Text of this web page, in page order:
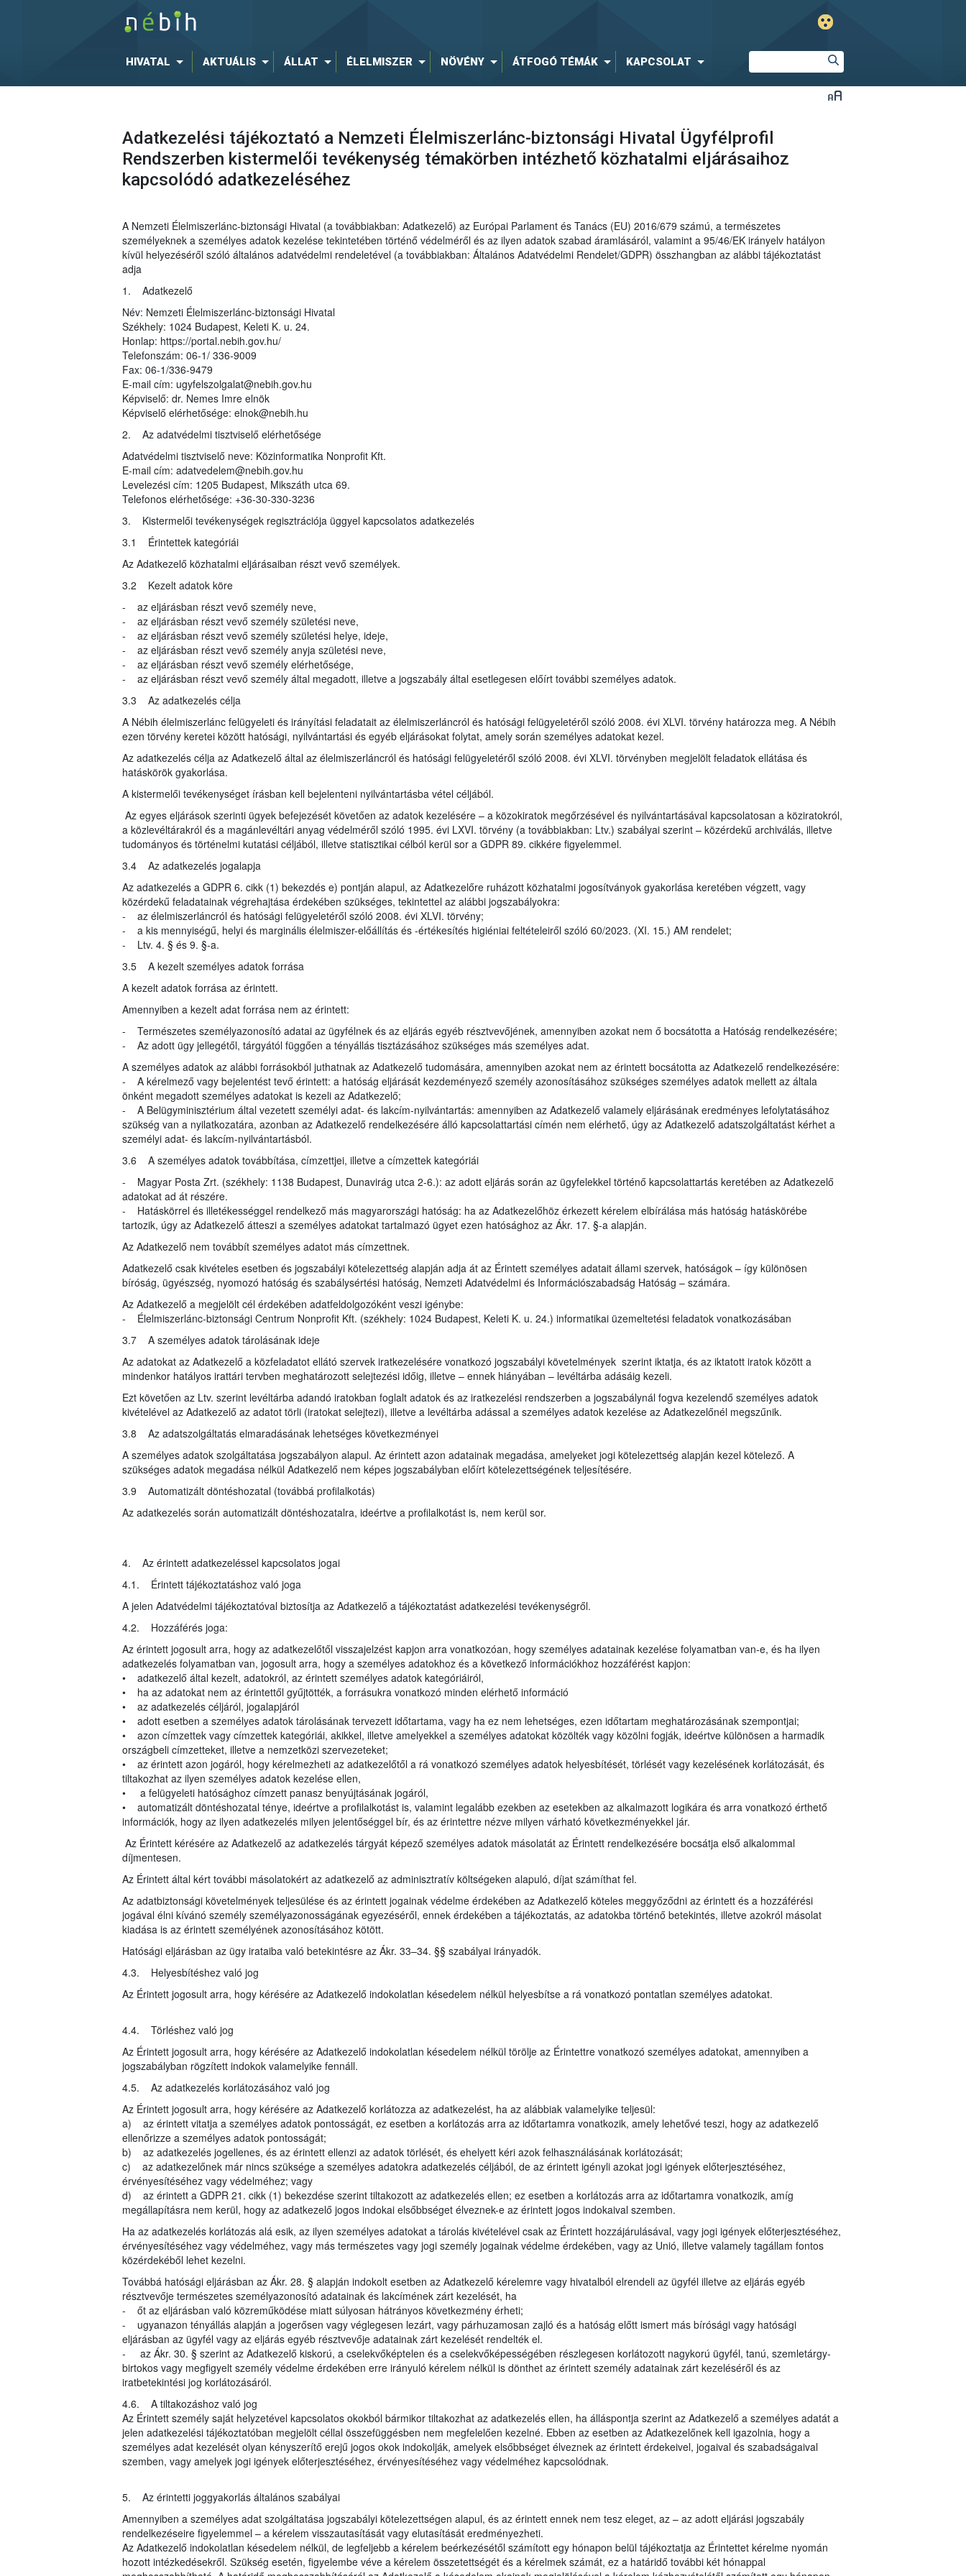
HIVATAL AKTUÁLIS ÁLLAT ÉLELMISZER NÖVÉNY ÁTFOGÓ TÉMÁK KAPCSOLAT
Adatkezelési tájékoztató a Nemzeti Élelmiszerlánc-biztonsági Hivatal Ügyfélprofil
Rendszerben kistermelői tevékenység témakörben intézhető közhatalmi eljárásaihoz
kapcsolódó adatkezeléséhez
A Nemzeti Élelmiszerlánc-biztonsági Hivatal (a továbbiakban: Adatkezelő) az Európai Parlament és Tanács (EU) 2016/679 számú, a természetes
személyeknek a személyes adatok kezelése tekintetében történő védelméről és az ilyen adatok szabad áramlásáról, valamint a 95/46/EK irányelv hatályon
kívül helyezéséről szóló általános adatvédelmi rendeletével (a továbbiakban: Általános Adatvédelmi Rendelet/GDPR) összhangban az alábbi tájékoztatást
adja
1. Adatkezelő
Név: Nemzeti Élelmiszerlánc-biztonsági Hivatal
Székhely: 1024 Budapest, Keleti K. u. 24.
Honlap: https://portal.nebih.gov.hu/
Telefonszám: 06-1/ 336-9009
Fax: 06-1/336-9479
E-mail cím: ugyfelszolgalat@nebih.gov.hu
Képviselő: dr. Nemes Imre elnök
Képviselő elérhetősége: elnok@nebih.hu
2. Az adatvédelmi tisztviselő elérhetősége
Adatvédelmi tisztviselő neve: Közinformatika Nonprofit Kft.
E-mail cím: adatvedelem@nebih.gov.hu
Levelezési cím: 1205 Budapest, Mikszáth utca 69.
Telefonos elérhetősége: +36-30-330-3236
3. Kistermelői tevékenységek regisztrációja üggyel kapcsolatos adatkezelés
3.1 Érintettek kategóriái
Az Adatkezelő közhatalmi eljárásaiban részt vevő személyek.
3.2 Kezelt adatok köre
- az eljárásban részt vevő személy neve,
- az eljárásban részt vevő személy születési neve,
- az eljárásban részt vevő személy születési helye, ideje,
- az eljárásban részt vevő személy anyja születési neve,
- az eljárásban részt vevő személy elérhetősége,
- az eljárásban részt vevő személy által megadott, illetve a jogszabály által esetlegesen előírt további személyes adatok.
3.3 Az adatkezelés célja
A Nébih élelmiszerlánc felügyeleti és irányítási feladatait az élelmiszerláncról és hatósági felügyeletéről szóló 2008. évi XLVI. törvény határozza meg. A Nébih
ezen törvény keretei között hatósági, nyilvántartási és egyéb eljárásokat folytat, amely során személyes adatokat kezel.
Az adatkezelés célja az Adatkezelő által az élelmiszerláncról és hatósági felügyeletéről szóló 2008. évi XLVI. törvényben megjelölt feladatok ellátása és
hatáskörök gyakorlása.
A kistermelői tevékenységet írásban kell bejelenteni nyilvántartásba vétel céljából.
Az egyes eljárások szerinti ügyek befejezését követően az adatok kezelésére – a közokiratok megőrzésével és nyilvántartásával kapcsolatosan a köziratokról,
a közlevéltárakról és a magánlevéltári anyag védelméről szóló 1995. évi LXVI. törvény (a továbbiakban: Ltv.) szabályai szerint – közérdekű archiválás, illetve
tudományos és történelmi kutatási céljából, illetve statisztikai célból kerül sor a GDPR 89. cikkére figyelemmel.
3.4 Az adatkezelés jogalapja
Az adatkezelés a GDPR 6. cikk (1) bekezdés e) pontján alapul, az Adatkezelőre ruházott közhatalmi jogosítványok gyakorlása keretében végzett, vagy
közérdekű feladatainak végrehajtása érdekében szükséges, tekintettel az alábbi jogszabályokra:
- az élelmiszerláncról és hatósági felügyeletéről szóló 2008. évi XLVI. törvény;
- a kis mennyiségű, helyi és marginális élelmiszer-előállítás és -értékesítés higiéniai feltételeiről szóló 60/2023. (XI. 15.) AM rendelet;
- Ltv. 4. § és 9. §-a.
3.5 A kezelt személyes adatok forrása
A kezelt adatok forrása az érintett.
Amennyiben a kezelt adat forrása nem az érintett:
- Természetes személyazonosító adatai az ügyfélnek és az eljárás egyéb résztvevőjének, amennyiben azokat nem ő bocsátotta a Hatóság rendelkezésére;
- Az adott ügy jellegétől, tárgyától függően a tényállás tisztázásához szükséges más személyes adat.
A személyes adatok az alábbi forrásokból juthatnak az Adatkezelő tudomására, amennyiben azokat nem az érintett bocsátotta az Adatkezelő rendelkezésére:
- A kérelmező vagy bejelentést tevő érintett: a hatóság eljárását kezdeményező személy azonosításához szükséges személyes adatok mellett az általa
önként megadott személyes adatokat is kezeli az Adatkezelő;
- A Belügyminisztérium által vezetett személyi adat- és lakcím-nyilvántartás: amennyiben az Adatkezelő valamely eljárásának eredményes lefolytatásához
szükség van a nyilatkozatára, azonban az Adatkezelő rendelkezésére álló kapcsolattartási címén nem elérhető, úgy az Adatkezelő adatszolgáltatást kérhet a
személyi adat- és lakcím-nyilvántartásból.
3.6 A személyes adatok továbbítása, címzettjei, illetve a címzettek kategóriái
- Magyar Posta Zrt. (székhely: 1138 Budapest, Dunavirág utca 2-6.): az adott eljárás során az ügyfelekkel történő kapcsolattartás keretében az Adatkezelő
adatokat ad át részére.
- Hatáskörrel és illetékességgel rendelkező más magyarországi hatóság: ha az Adatkezelőhöz érkezett kérelem elbírálása más hatóság hatáskörébe
tartozik, úgy az Adatkezelő átteszi a személyes adatokat tartalmazó ügyet ezen hatósághoz az Ákr. 17. §-a alapján.
Az Adatkezelő nem továbbít személyes adatot más címzettnek.
Adatkezelő csak kivételes esetben és jogszabályi kötelezettség alapján adja át az Érintett személyes adatait állami szervek, hatóságok – így különösen
bíróság, ügyészség, nyomozó hatóság és szabálysértési hatóság, Nemzeti Adatvédelmi és Információszabadság Hatóság – számára.
Az Adatkezelő a megjelölt cél érdekében adatfeldolgozóként veszi igénybe:
- Élelmiszerlánc-biztonsági Centrum Nonprofit Kft. (székhely: 1024 Budapest, Keleti K. u. 24.) informatikai üzemeltetési feladatok vonatkozásában
3.7 A személyes adatok tárolásának ideje
Az adatokat az Adatkezelő a közfeladatot ellátó szervek iratkezelésére vonatkozó jogszabályi követelmények szerint iktatja, és az iktatott iratok között a
mindenkor hatályos irattári tervben meghatározott selejtezési időig, illetve – ennek hiányában – levéltárba adásáig kezeli.
Ezt követően az Ltv. szerint levéltárba adandó iratokban foglalt adatok és az iratkezelési rendszerben a jogszabálynál fogva kezelendő személyes adatok
kivételével az Adatkezelő az adatot törli (iratokat selejtezi), illetve a levéltárba adással a személyes adatok kezelése az Adatkezelőnél megszűnik.
3.8 Az adatszolgáltatás elmaradásának lehetséges következményei
A személyes adatok szolgáltatása jogszabályon alapul. Az érintett azon adatainak megadása, amelyeket jogi kötelezettség alapján kezel kötelező. A
szükséges adatok megadása nélkül Adatkezelő nem képes jogszabályban előírt kötelezettségének teljesítésére.
3.9 Automatizált döntéshozatal (továbbá profilalkotás)
Az adatkezelés során automatizált döntéshozatalra, ideértve a profilalkotást is, nem kerül sor.
4. Az érintett adatkezeléssel kapcsolatos jogai
4.1. Érintett tájékoztatáshoz való joga
A jelen Adatvédelmi tájékoztatóval biztosítja az Adatkezelő a tájékoztatást adatkezelési tevékenységről.
4.2. Hozzáférés joga:
Az érintett jogosult arra, hogy az adatkezelőtől visszajelzést kapjon arra vonatkozóan, hogy személyes adatainak kezelése folyamatban van-e, és ha ilyen
adatkezelés folyamatban van, jogosult arra, hogy a személyes adatokhoz és a következő információkhoz hozzáférést kapjon:
• adatkezelő által kezelt, adatokról, az érintett személyes adatok kategóriáiról,
• ha az adatokat nem az érintettől gyűjtötték, a forrásukra vonatkozó minden elérhető információ
• az adatkezelés céljáról, jogalapjáról
• adott esetben a személyes adatok tárolásának tervezett időtartama, vagy ha ez nem lehetséges, ezen időtartam meghatározásának szempontjai;
• azon címzettek vagy címzettek kategóriái, akikkel, illetve amelyekkel a személyes adatokat közölték vagy közölni fogják, ideértve különösen a harmadik
országbeli címzetteket, illetve a nemzetközi szervezeteket;
• az érintett azon jogáról, hogy kérelmezheti az adatkezelőtől a rá vonatkozó személyes adatok helyesbítését, törlését vagy kezelésének korlátozását, és
tiltakozhat az ilyen személyes adatok kezelése ellen,
• a felügyeleti hatósághoz címzett panasz benyújtásának jogáról,
• automatizált döntéshozatal ténye, ideértve a profilalkotást is, valamint legalább ezekben az esetekben az alkalmazott logikára és arra vonatkozó érthető
információk, hogy az ilyen adatkezelés milyen jelentőséggel bír, és az érintettre nézve milyen várható következményekkel jár.
Az Érintett kérésére az Adatkezelő az adatkezelés tárgyát képező személyes adatok másolatát az Érintett rendelkezésére bocsátja első alkalommal
díjmentesen.
Az Érintett által kért további másolatokért az adatkezelő az adminisztratív költségeken alapuló, díjat számíthat fel.
Az adatbiztonsági követelmények teljesülése és az érintett jogainak védelme érdekében az Adatkezelő köteles meggyőződni az érintett és a hozzáférési
jogával élni kívánó személy személyazonosságának egyezéséről, ennek érdekében a tájékoztatás, az adatokba történő betekintés, illetve azokról másolat
kiadása is az érintett személyének azonosításához kötött.
Hatósági eljárásban az ügy irataiba való betekintésre az Ákr. 33–34. §§ szabályai irányadók.
4.3. Helyesbítéshez való jog
Az Érintett jogosult arra, hogy kérésére az Adatkezelő indokolatlan késedelem nélkül helyesbítse a rá vonatkozó pontatlan személyes adatokat.
4.4. Törléshez való jog
Az Érintett jogosult arra, hogy kérésére az Adatkezelő indokolatlan késedelem nélkül törölje az Érintettre vonatkozó személyes adatokat, amennyiben a
jogszabályban rögzített indokok valamelyike fennáll.
4.5. Az adatkezelés korlátozásához való jog
Az Érintett jogosult arra, hogy kérésére az Adatkezelő korlátozza az adatkezelést, ha az alábbiak valamelyike teljesül:
a) az érintett vitatja a személyes adatok pontosságát, ez esetben a korlátozás arra az időtartamra vonatkozik, amely lehetővé teszi, hogy az adatkezelő
ellenőrizze a személyes adatok pontosságát;
b) az adatkezelés jogellenes, és az érintett ellenzi az adatok törlését, és ehelyett kéri azok felhasználásának korlátozását;
c) az adatkezelőnek már nincs szüksége a személyes adatokra adatkezelés céljából, de az érintett igényli azokat jogi igények előterjesztéséhez,
érvényesítéséhez vagy védelméhez; vagy
d) az érintett a GDPR 21. cikk (1) bekezdése szerint tiltakozott az adatkezelés ellen; ez esetben a korlátozás arra az időtartamra vonatkozik, amíg
megállapításra nem kerül, hogy az adatkezelő jogos indokai elsőbbséget élveznek-e az érintett jogos indokaival szemben.
Ha az adatkezelés korlátozás alá esik, az ilyen személyes adatokat a tárolás kivételével csak az Érintett hozzájárulásával, vagy jogi igények előterjesztéséhez,
érvényesítéséhez vagy védelméhez, vagy más természetes vagy jogi személy jogainak védelme érdekében, vagy az Unió, illetve valamely tagállam fontos
közérdekéből lehet kezelni.
Továbbá hatósági eljárásban az Ákr. 28. § alapján indokolt esetben az Adatkezelő kérelemre vagy hivatalból elrendeli az ügyfél illetve az eljárás egyéb
résztvevője természetes személyazonosító adatainak és lakcímének zárt kezelését, ha
- őt az eljárásban való közreműködése miatt súlyosan hátrányos következmény érheti;
- ugyanazon tényállás alapján a jogerősen vagy véglegesen lezárt, vagy párhuzamosan zajló és a hatóság előtt ismert más bírósági vagy hatósági
eljárásban az ügyfél vagy az eljárás egyéb résztvevője adatainak zárt kezelését rendelték el.
- az Ákr. 30. § szerint az Adatkezelő kiskorú, a cselekvőképtelen és a cselekvőképességében részlegesen korlátozott nagykorú ügyfél, tanú, szemletárgy-
birtokos vagy megfigyelt személy védelme érdekében erre irányuló kérelem nélkül is dönthet az érintett személy adatainak zárt kezeléséről és az
iratbetekintési jog korlátozásáról.
4.6. A tiltakozáshoz való jog
Az Érintett személy saját helyzetével kapcsolatos okokból bármikor tiltakozhat az adatkezelés ellen, ha álláspontja szerint az Adatkezelő a személyes adatát a
jelen adatkezelési tájékoztatóban megjelölt céllal összefüggésben nem megfelelően kezelné. Ebben az esetben az Adatkezelőnek kell igazolnia, hogy a
személyes adat kezelését olyan kényszerítő erejű jogos okok indokolják, amelyek elsőbbséget élveznek az érintett érdekeivel, jogaival és szabadságaival
szemben, vagy amelyek jogi igények előterjesztéséhez, érvényesítéséhez vagy védelméhez kapcsolódnak.
5. Az érintetti joggyakorlás általános szabályai
Amennyiben a személyes adat szolgáltatása jogszabályi kötelezettségen alapul, és az érintett ennek nem tesz eleget, az – az adott eljárási jogszabály
rendelkezéseire figyelemmel – a kérelem visszautasítását vagy elutasítását eredményezheti.
Az Adatkezelő indokolatlan késedelem nélkül, de legfeljebb a kérelem beérkezésétől számított egy hónapon belül tájékoztatja az Érintettet kérelme nyomán
hozott intézkedésekről. Szükség esetén, figyelembe véve a kérelem összetettségét és a kérelmek számát, ez a határidő további két hónappal